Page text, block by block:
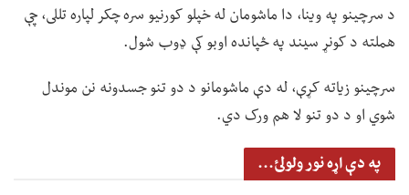
د سرچینو په وینا، دا ماشومان له خپلو کورنیو سره چکر لپاره تللی، چې
هملته د کونړ سیند په څپانده اوبو کې ډوب شول.
سرچینو زیاته کړې، له دې ماشومانو د دو تنو جسدونه نن موندل
شوي او د دو تنو لا هم ورک دي.
په دې اړه نور ولولئ...